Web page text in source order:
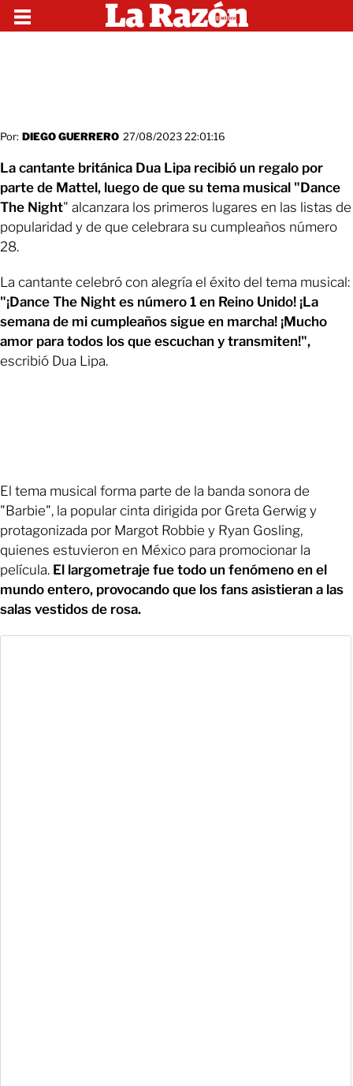
Por: DIEGO GUERRERO 27/08/2023 22:01:16
La cantante británica Dua Lipa recibió un regalo por
parte de Mattel, luego de que su tema musical "Dance
The Night" alcanzara los primeros lugares en las listas de
popularidad y de que celebrara su cumpleaños número
28.
La cantante celebró con alegría el éxito del tema musical:
"¡Dance The Night es número 1 en Reino Unido! ¡La
semana de mi cumpleaños sigue en marcha! ¡Mucho
amor para todos los que escuchan y transmiten!",
escribió Dua Lipa.
El tema musical forma parte de la banda sonora de
"Barbie", la popular cinta dirigida por Greta Gerwig y
protagonizada por Margot Robbie y Ryan Gosling,
quienes estuvieron en México para promocionar la
película. El largometraje fue todo un fenómeno en el
mundo entero, provocando que los fans asistieran a las
salas vestidos de rosa.